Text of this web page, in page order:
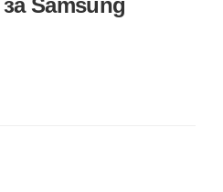
Samsung